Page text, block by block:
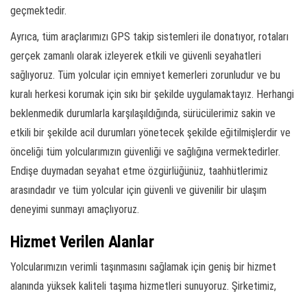
geçmektedir.
Ayrıca, tüm araçlarımızı GPS takip sistemleri ile donatıyor, rotaları
gerçek zamanlı olarak izleyerek etkili ve güvenli seyahatleri
sağlıyoruz. Tüm yolcular için emniyet kemerleri zorunludur ve bu
kuralı herkesi korumak için sıkı bir şekilde uygulamaktayız. Herhangi
beklenmedik durumlarla karşılaşıldığında, sürücülerimiz sakin ve
etkili bir şekilde acil durumları yönetecek şekilde eğitilmişlerdir ve
önceliği tüm yolcularımızın güvenliği ve sağlığına vermektedirler.
Endişe duymadan seyahat etme özgürlüğünüz, taahhütlerimiz
arasındadır ve tüm yolcular için güvenli ve güvenilir bir ulaşım
deneyimi sunmayı amaçlıyoruz.
Hizmet Verilen Alanlar
Yolcularımızın verimli taşınmasını sağlamak için geniş bir hizmet
alanında yüksek kaliteli taşıma hizmetleri sunuyoruz. Şirketimiz,